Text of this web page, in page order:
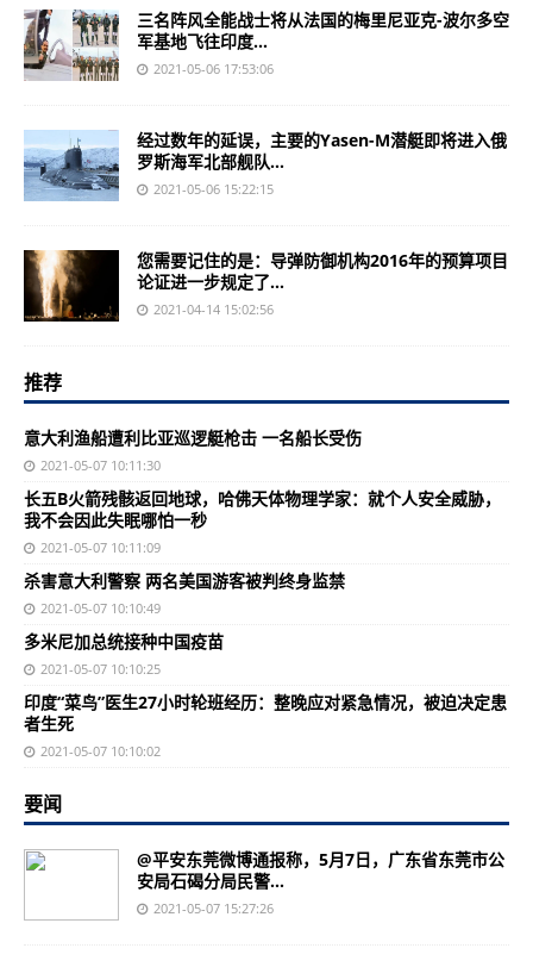
三名阵风全能战士将从法国的梅里尼亚克-波尔多空
军基地飞往印度...
2021-05-06 17:53:06
经过数年的延误，主要的Yasen-M潜艇即将进入俄
罗斯海军北部舰队...
2021-05-06 15:22:15
您需要记住的是：导弹防御机构2016年的预算项目
论证进一步规定了...
2021-04-14 15:02:56
推荐
意大利渔船遭利比亚巡逻艇枪击 一名船长受伤
2021-05-07 10:11:30
长五B火箭残骸返回地球，哈佛天体物理学家：就个人安全威胁，
我不会因此失眠哪怕一秒
2021-05-07 10:11:09
杀害意大利警察 两名美国游客被判终身监禁
2021-05-07 10:10:49
多米尼加总统接种中国疫苗
2021-05-07 10:10:25
印度“菜鸟”医生27小时轮班经历：整晚应对紧急情况，被迫决定患
者生死
2021-05-07 10:10:02
要闻
@平安东莞微博通报称，5月7日，广东省东莞市公
安局石碣分局民警...
2021-05-07 15:27:26